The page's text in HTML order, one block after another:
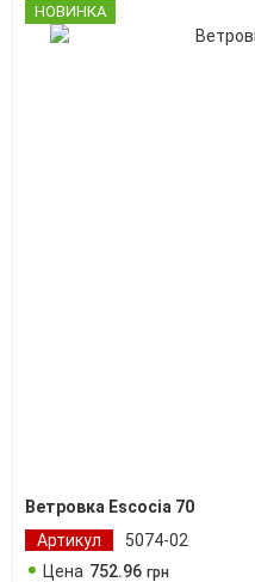
НОВИНКА
Ветровка Escocia 70
Артикул
5074-02
Цена 752.96 грн